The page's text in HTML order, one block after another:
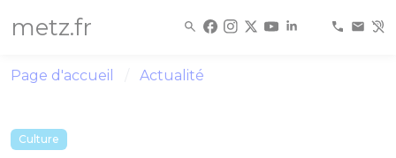
metz.fr
Page d'accueil Actualité
Culture